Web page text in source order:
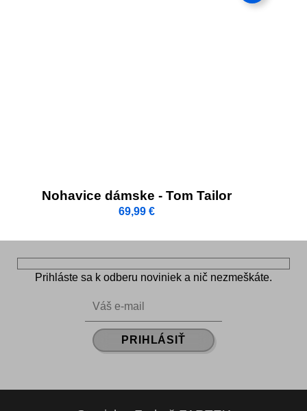
Nohavice dámske - Tom Tailor
69,99 €
Prihláste sa k odberu noviniek a nič nezmeškáte.